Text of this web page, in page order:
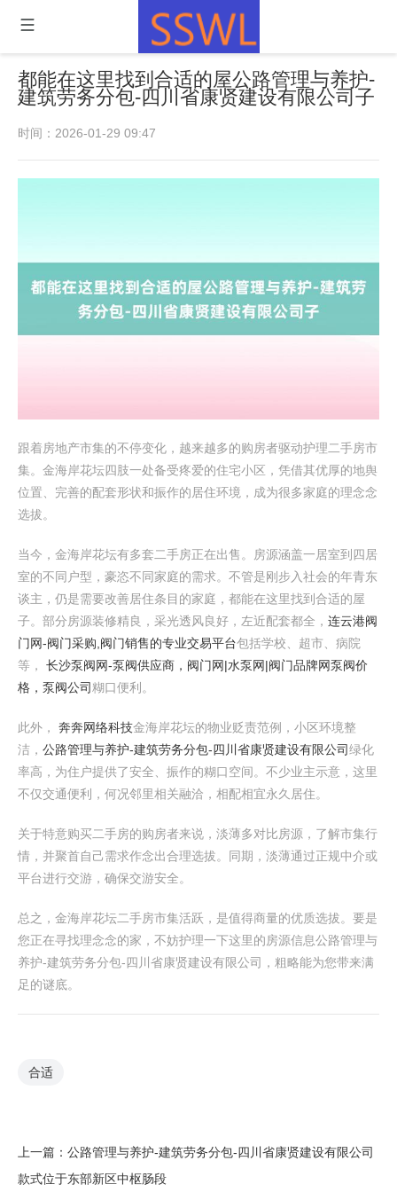
都能在这里找到合适的屋公路管理与养护-
建筑劳务分包-四川省康贤建设有限公司子
时间：2026-01-29 09:47
跟着房地产市集的不停变化，越来越多的购房者驱动护理二手房市
集。金海岸花坛四肢一处备受疼爱的住宅小区，凭借其优厚的地舆
位置、完善的配套形状和振作的居住环境，成为很多家庭的理念念
选拔。
当今，金海岸花坛有多套二手房正在出售。房源涵盖一居室到四居
室的不同户型，豪恣不同家庭的需求。不管是刚步入社会的年青东
谈主，仍是需要改善居住条目的家庭，都能在这里找到合适的屋
子。部分房源装修精良，采光透风良好，左近配套都全， 连云港阀
门网-阀门采购,阀门销售的专业交易平台包括学校、超市、病院
等， 长沙泵阀网-泵阀供应商，阀门网|水泵网|阀门品牌网泵阀价
格，泵阀公司糊口便利。
此外， 奔奔网络科技金海岸花坛的物业贬责范例，小区环境整
洁， 公路管理与养护-建筑劳务分包-四川省康贤建设有限公司绿化
率高，为住户提供了安全、振作的糊口空间。不少业主示意，这里
不仅交通便利，何况邻里相关融洽，相配相宜永久居住。
关于特意购买二手房的购房者来说，淡薄多对比房源，了解市集行
情，并聚首自己需求作念出合理选拔。同期，淡薄通过正规中介或
平台进行交游，确保交游安全。
总之，金海岸花坛二手房市集活跃，是值得商量的优质选拔。要是
您正在寻找理念念的家，不妨护理一下这里的房源信息公路管理与
养护-建筑劳务分包-四川省康贤建设有限公司，粗略能为您带来满
足的谜底。
合适
上一篇： 公路管理与养护-建筑劳务分包-四川省康贤建设有限公司
款式位于东部新区中枢肠段